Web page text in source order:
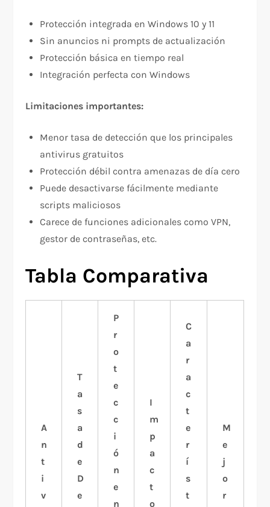
Protección integrada en Windows 10 y 11
Sin anuncios ni prompts de actualización
Protección básica en tiempo real
Integración perfecta con Windows
Limitaciones importantes:
Menor tasa de detección que los principales
antivirus gratuitos​
Protección débil contra amenazas de día cero​
Puede desactivarse fácilmente mediante
scripts maliciosos​
Carece de funciones adicionales como VPN,
gestor de contraseñas, etc.​
Tabla Comparativa
A
n
t
i
v
T
a
s
a
d
e
D
e
P
r
o
t
e
c
c
i
ó
n
e
n
I
m
p
a
c
t
o
C
a
r
a
c
t
e
r
í
s
t
M
e
j
o
r